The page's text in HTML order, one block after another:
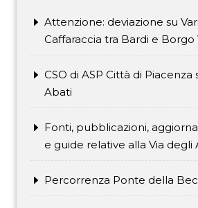
Attenzione: deviazione su
Caffaraccia tra Bardi e Borgo
CSO di ASP Città di Piacenza
Abati
Fonti, pubblicazioni,
e guide relative alla Via degli
Percorrenza Ponte della